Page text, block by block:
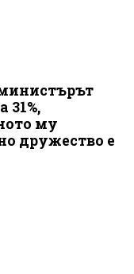
31%,
му
дружество е